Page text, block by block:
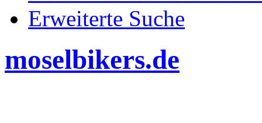
Erweiterte Suche
moselbikers.de